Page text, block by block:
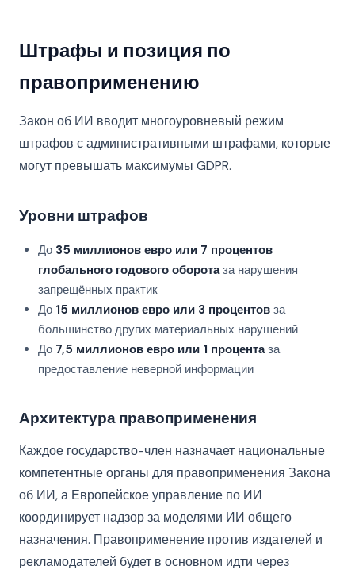
Штрафы и позиция по
правоприменению
Закон об ИИ вводит многоуровневый режим
штрафов с административными штрафами, которые
могут превышать максимумы GDPR.
Уровни штрафов
До 35 миллионов евро или 7 процентов
глобального годового оборотаза нарушения
запрещённых практик
До 15 миллионов евро или 3 процентов за
большинство других материальных нарушений
До 7,5 миллионов евро или 1 процентаза
предоставление неверной информации
Архитектура правоприменения
Каждое государство-член назначает национальные
компетентные органы для правоприменения Закона
об ИИ, а Европейское управление по ИИ
координирует надзор за моделями ИИ общего
назначения. Правоприменение против издателей и
рекламодателей будет в основном идти через